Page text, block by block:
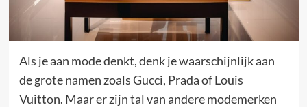
Als je aan mode denkt, denk je waarschijnlijk aan
de grote namen zoals Gucci, Prada of Louis
Vuitton. Maar er zijn tal van andere modemerken